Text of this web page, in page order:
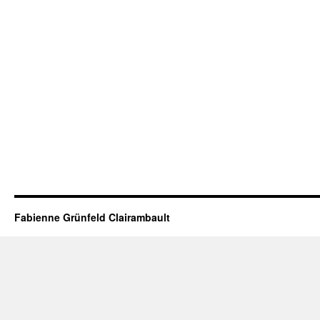
Fabienne Grünfeld Clairambault